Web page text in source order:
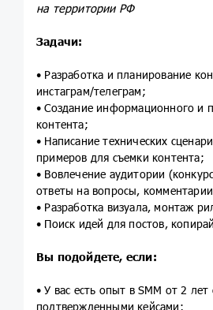
на территории РФ
Задачи:
• Разработка и планирование
инстаграм/телеграм;
• Создание информационного и
контента;
• Написание технических
примеров для съемки контента;
• Вовлечение аудитории
ответы на вопросы,
• Разработка визуала, монтаж
• Поиск идей для постов,
Вы подойдете, если:
• У вас есть опыт в SMM от 2 лет
подтвержденными кейсами;